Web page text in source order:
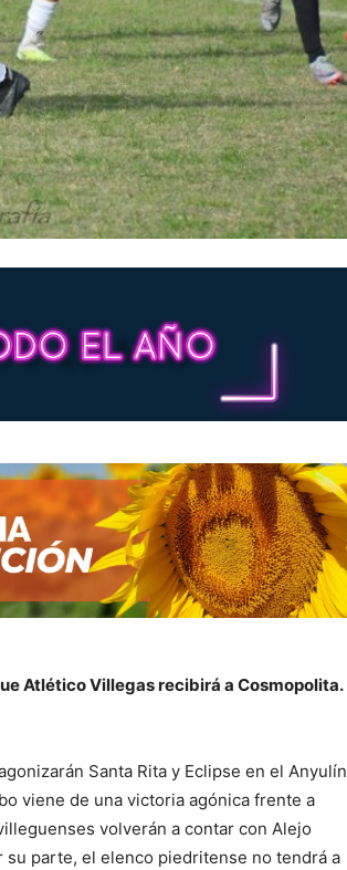
Atlético Villegas recibirá a Cosmopolita.
Santa Rita y Eclipse en el Anyulín
viene de una victoria agónica frente a
volverán a contar con Alejo
su parte, el elenco piedritense no tendrá a